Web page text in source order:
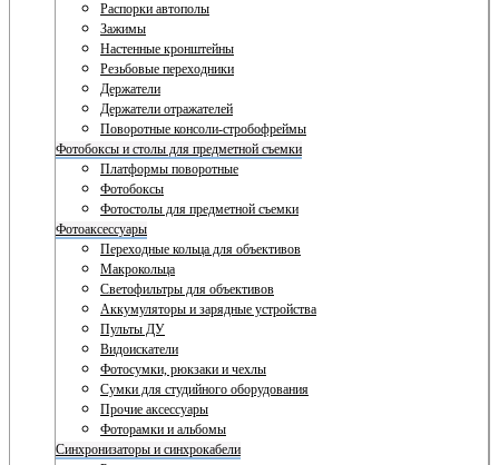
Распорки автополы
Зажимы
Настенные кронштейны
Резьбовые переходники
Держатели
Держатели отражателей
Поворотные консоли-стробофреймы
Фотобоксы и столы для предметной съемки
Платформы поворотные
Фотобоксы
Фотостолы для предметной съемки
Фотоаксессуары
Переходные кольца для объективов
Макрокольца
Светофильтры для объективов
Аккумуляторы и зарядные устройства
Пульты ДУ
Видоискатели
Фотосумки, рюкзаки и чехлы
Сумки для студийного оборудования
Прочие аксессуары
Фоторамки и альбомы
Синхронизаторы и синхрокабели